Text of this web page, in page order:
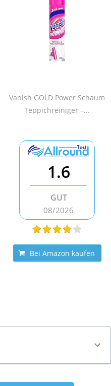
Vanish GOLD Power Schaum
Teppichreiniger –...
1.6
GUT
08/2026
Bei Amazon kaufen